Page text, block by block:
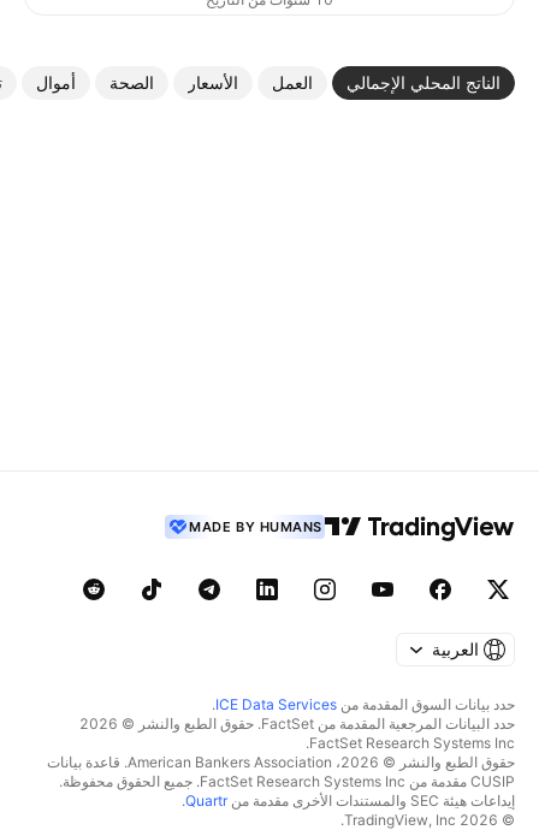
الناتج المحلي الإجمالي العمل الأسعار الصحة أموال
MADE BY HUMANS
العربية
حدد بيانات السوق المقدمة من ICE Data Services
.
حدد البيانات المرجعية المقدمة من FactSet. حقوق الطبع والنشر © 2026
FactSet Research Systems Inc.
حقوق الطبع والنشر © 2026، American Bankers Association. قاعدة بيانات
CUSIP مقدمة من FactSet Research Systems Inc. جميع الحقوق محفوظة.
إيداعات هيئة SEC والمستندات الأخرى مقدمة من
Quartr
.
© 2026 TradingView, Inc.